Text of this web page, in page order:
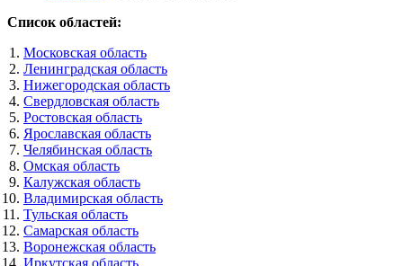
Список областей:
Московская область
Ленинградская область
Нижегородская область
Свердловская область
Ростовская область
Ярославская область
Челябинская область
Омская область
Калужская область
Владимирская область
Тульская область
Самарская область
Воронежская область
Иркутская область